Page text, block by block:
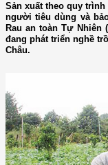
Sản xuất theo quy
người tiêu dùng và
Rau an toàn Tự Nhiên
đang phát triển nghề
Châu.